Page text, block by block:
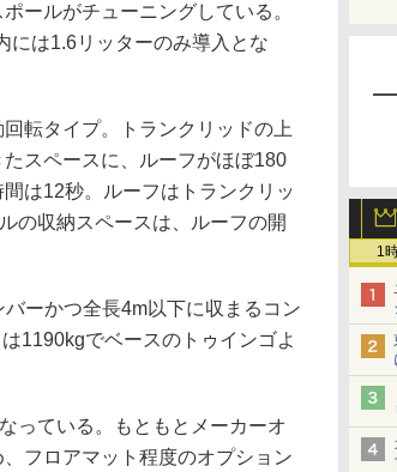
1
ールがチューニングしている。
には1.6リッターのみ導入とな
転タイプ。トランクリッドの上
スペースに、ルーフがほぼ180
は12秒。ルーフはトランクリッ
の収納スペースは、ルーフの開
ーかつ全長4m以下に収まるコン
1190kgでベースのトゥインゴよ
っている。もともとメーカーオ
フロアマット程度のオプション